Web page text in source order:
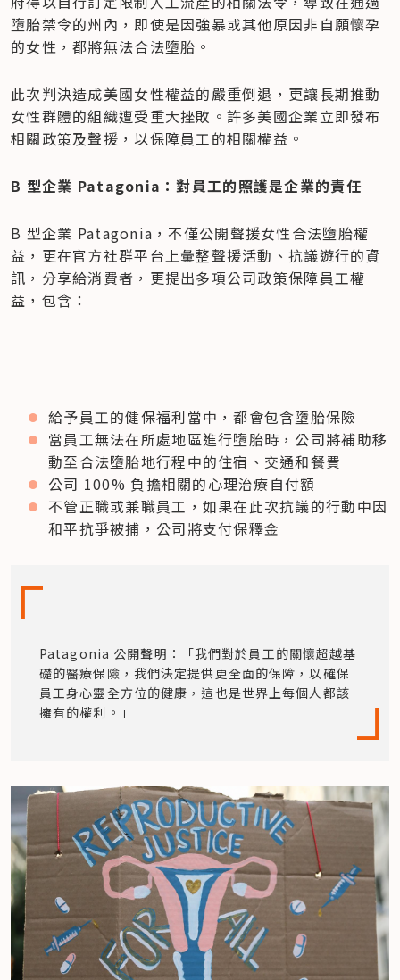
墮胎禁令的州內，即使是因強暴或其他原因非自願懷孕
的女性，都將無法合法墮胎。
此次判決造成美國女性權益的嚴重倒退，更讓長期推動
女性群體的組織遭受重大挫敗。許多美國企業立即發布
相關政策及聲援，以保障員工的相關權益。
B 型企業 Patagonia：對員工的照護是企業的責任
B 型企業 Patagonia，不僅公開聲援女性合法墮胎權
益，更在官方社群平台上彙整聲援活動、抗議遊行的資
訊，分享給消費者，更提出多項公司政策保障員工權
益，包含：
給予員工的健保福利當中，都會包含墮胎保險
當員工無法在所處地區進行墮胎時，公司將補助移
動至合法墮胎地行程中的住宿、交通和餐費
公司 100% 負擔相關的心理治療自付額
不管正職或兼職員工，如果在此次抗議的行動中因
和平抗爭被捕，公司將支付保釋金
Patagonia 公開聲明：「我們對於員工的關懷超越基
礎的醫療保險，我們決定提供更全面的保障，以確保
員工身心靈全方位的健康，這也是世界上每個人都該
擁有的權利。」